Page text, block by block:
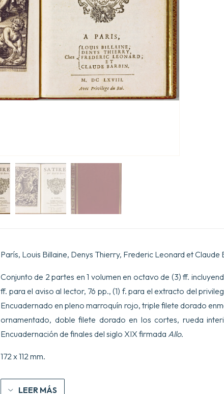
París, Louis Billaine, Denys Thierry, Frederic Leonard et Claude
Conjunto de 2 partes en 1 volumen en octavo de (3) ff.
ff. para el aviso al lector, 76 pp., (1) f. para el extracto del
Encuadernado en pleno marroquín rojo, triple filete dorado
ornamentado, doble filete dorado en los cortes, rueda
Encuadernación de finales del siglo XIX firmada Allo.
172 x 112 mm.
LEER MÁS